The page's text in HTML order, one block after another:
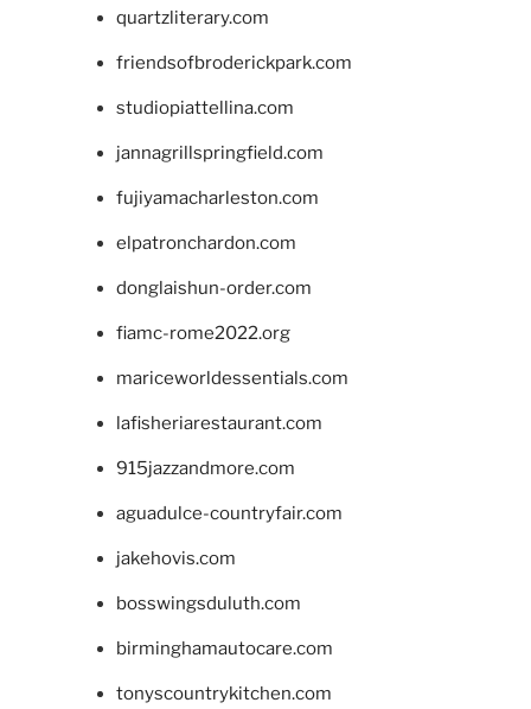
quartzliterary.com
friendsofbroderickpark.com
studiopiattellina.com
jannagrillspringfield.com
fujiyamacharleston.com
elpatronchardon.com
donglaishun-order.com
fiamc-rome2022.org
mariceworldessentials.com
lafisheriarestaurant.com
915jazzandmore.com
aguadulce-countryfair.com
jakehovis.com
bosswingsduluth.com
birminghamautocare.com
tonyscountrykitchen.com